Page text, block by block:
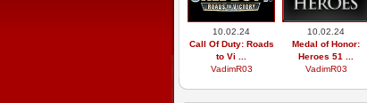
10.02.24
Call Of Duty: Roads
to Vi ...
VadimR03
10.02.24
Medal of Honor:
Heroes 51 ...
VadimR03